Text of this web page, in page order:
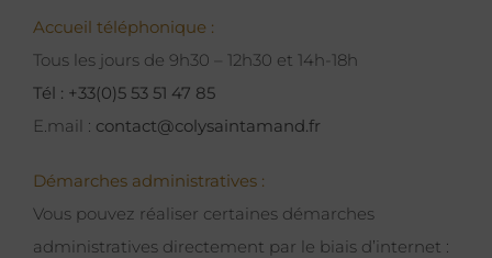
Accueil téléphonique :
Tous les jours de 9h30 – 12h30 et 14h-18h
Tél : +33(0)5 53 51 47 85
E.mail : contact@colysaintamand.fr
Démarches administratives :
Vous pouvez réaliser certaines démarches
administratives directement par le biais d’internet :